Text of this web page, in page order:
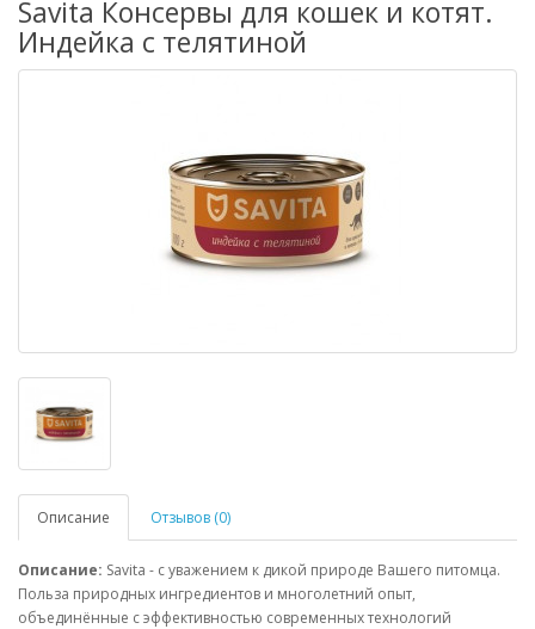
Savita Консервы для кошек и котят.
Индейка с телятиной
Описание Отзывов (0)
Описание: Savita - с уважением к дикой природе Вашего питомца.
Польза природных ингредиентов и многолетний опыт,
объединённые с эффективностью современных технологий